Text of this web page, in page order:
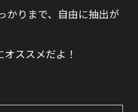
かりまで、自由に抽出が
オススメだよ！